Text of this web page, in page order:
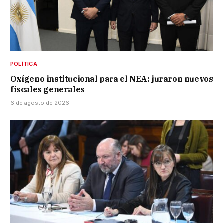
POLÍTICA
Oxígeno institucional para el NEA: juraron nuevos
fiscales generales
6 de agosto de 2026